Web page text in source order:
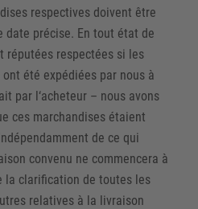
respectives doivent être
date précise. En tout état de
réputées respectées si les
été expédiées par nous à
par l‘acheteur – nous avons
ces marchandises étaient
de ce qui
convenu ne commencera à
la clarification de toutes les
relatives à la livraison